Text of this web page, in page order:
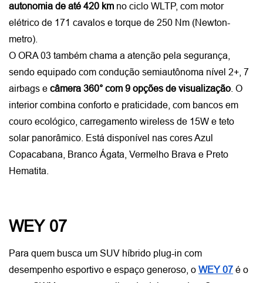
autonomia de até 420 km no ciclo WLTP, com motor
elétrico de 171 cavalos e torque de 250 Nm (Newton-
metro).
O ORA 03 também chama a atenção pela segurança,
sendo equipado com condução semiautônoma nível 2+, 7
airbags e câmera 360° com 9 opções de visualização . O
interior combina conforto e praticidade, com bancos em
couro ecológico, carregamento wireless de 15W e teto
solar panorâmico. Está disponível nas cores Azul
Copacabana, Branco Ágata, Vermelho Brava e Preto
Hematita.
WEY 07
Para quem busca um SUV híbrido plug-in com
desempenho esportivo e espaço generoso, o WEY 07 é o